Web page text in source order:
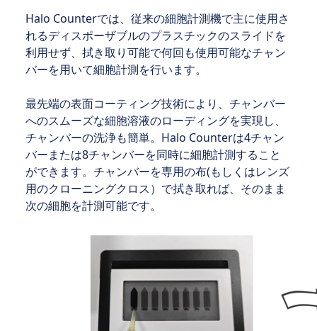
Halo Counterでは、従来の細胞計測機で主に使用さ
れるディスポーザブルのプラスチックのスライドを
利用せず、拭き取り可能で何回も使用可能なチャン
バーを用いて細胞計測を行います。
最先端の表面コーティング技術により、チャンバー
へのスムーズな細胞溶液のローディングを実現し、
チャンバーの洗浄も簡単。Halo Counterは4チャン
バーまたは8チャンバーを同時に細胞計測すること
ができます。チャンバーを専用の布(もしくはレンズ
用のクローニングクロス）で拭き取れば、そのまま
次の細胞を計測可能です。